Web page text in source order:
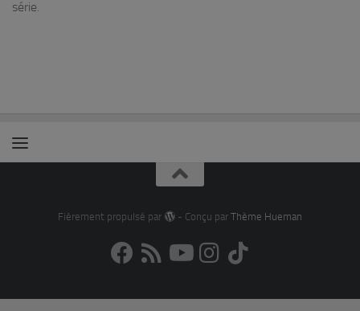
série.
Fièrement propulsé par - Conçu par Thème Hueman